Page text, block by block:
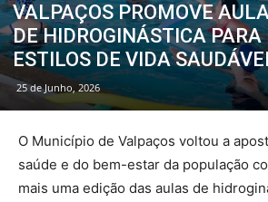
VALPAÇOS PROMOVE
DE HIDROGINÁSTICA
ESTILOS DE VIDA
25 de Junho, 2026
O Município de Valpaços voltou a
saúde e do bem-estar da população
mais uma edição das aulas de